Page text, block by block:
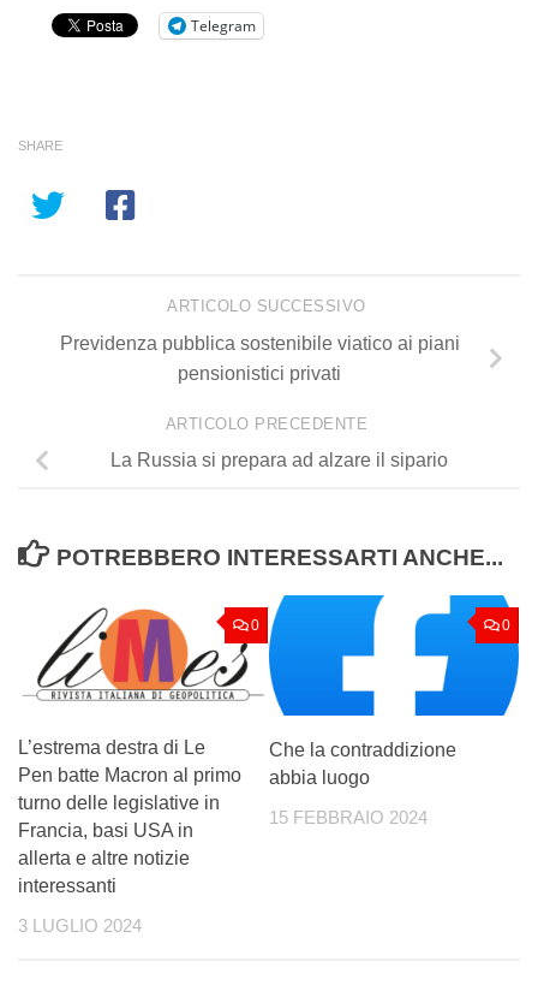
Telegram
SHARE
ARTICOLO SUCCESSIVO
Previdenza pubblica sostenibile viatico ai piani
pensionistici privati
ARTICOLO PRECEDENTE
La Russia si prepara ad alzare il sipario
POTREBBERO INTERESSARTI ANCHE...
0
L’estrema destra di Le
Pen batte Macron al primo
turno delle legislative in
Francia, basi USA in
allerta e altre notizie
interessanti
3 LUGLIO 2024
0
Che la contraddizione
abbia luogo
15 FEBBRAIO 2024